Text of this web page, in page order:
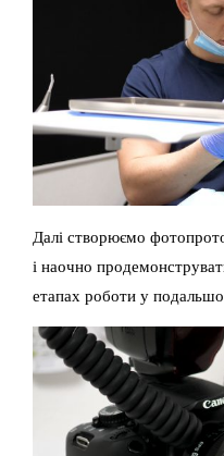
Далі створюємо
і наочно
етапах роботи у